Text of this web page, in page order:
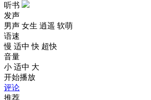
听书
发声
男声 女生 逍遥 软萌
语速
慢 适中 快 超快
音量
小 适中 大
开始播放
评论
推荐